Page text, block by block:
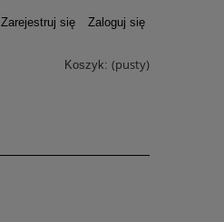
Zarejestruj się Zaloguj się
Koszyk: (pusty)